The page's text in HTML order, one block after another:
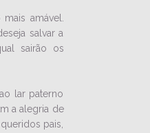
amável.
salvar a
sairão os
lar paterno
a alegria de
pais,